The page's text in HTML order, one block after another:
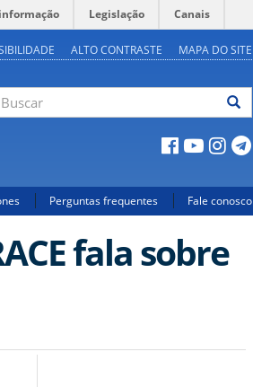
Legislação Canais
ALTO CONTRASTE MAPA DO SITE
Perguntas frequentes Fale conosco
fala sobre